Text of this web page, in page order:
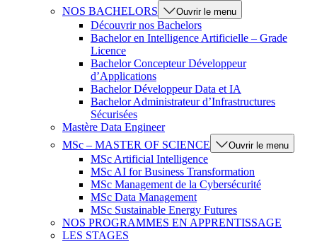
NOS BACHELORS
Ouvrir le menu
Découvrir nos Bachelors
Bachelor en Intelligence Artificielle – Grade
Licence
Bachelor Concepteur Développeur
d’Applications
Bachelor Développeur Data et IA
Bachelor Administrateur d’Infrastructures
Sécurisées
Mastère Data Engineer
MSc – MASTER OF SCIENCE
Ouvrir le menu
MSc Artificial Intelligence
MSc AI for Business Transformation
MSc Management de la Cybersécurité
MSc Data Management
MSc Sustainable Energy Futures
NOS PROGRAMMES EN APPRENTISSAGE
LES STAGES